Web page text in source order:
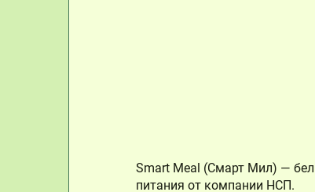
Smart Meal (Смарт Мил) —
питания от компании НСП.